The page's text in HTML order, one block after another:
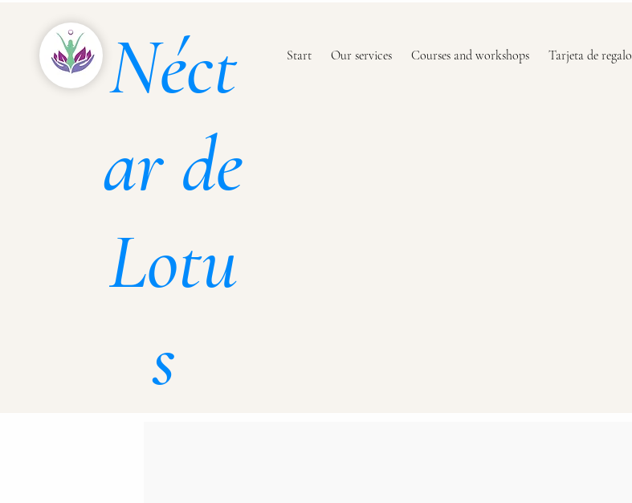
Néct
ar de
Lotu
s
Start Our services Courses and workshops Tarjeta de regalo